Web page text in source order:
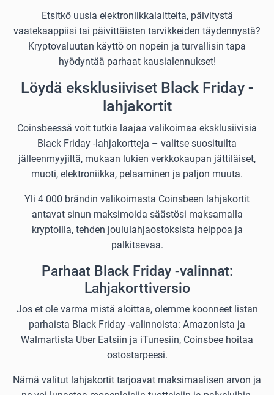
Etsitkö uusia elektroniikkalaitteita, päivitystä
vaatekaappiisi tai päivittäisten tarvikkeiden täydennystä?
Kryptovaluutan käyttö on nopein ja turvallisin tapa
hyödyntää parhaat kausialennukset!
Löydä eksklusiiviset Black Friday -
lahjakortit
Coinsbeessä voit tutkia laajaa valikoimaa eksklusiivisia
Black Friday -lahjakortteja – valitse suosituilta
jälleenmyyjiltä, mukaan lukien verkkokaupan jättiläiset,
muoti, elektroniikka, pelaaminen ja paljon muuta.
Yli 4 000 brändin valikoimasta Coinsbeen lahjakortit
antavat sinun maksimoida säästösi maksamalla
kryptoilla, tehden joululahjaostoksista helppoa ja
palkitsevaa.
Parhaat Black Friday -valinnat:
Lahjakorttiversio
Jos et ole varma mistä aloittaa, olemme koonneet listan
parhaista Black Friday -valinnoista: Amazonista ja
Walmartista Uber Eatsiin ja iTunesiin, Coinsbee hoitaa
ostostarpeesi.
Nämä valitut lahjakortit tarjoavat maksimaalisen arvon ja